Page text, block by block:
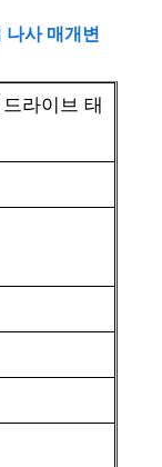
나사 매개변
라이브 태